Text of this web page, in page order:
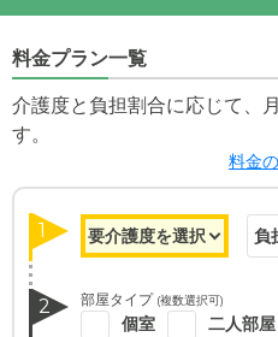
料金プラン一覧
介護度と負担割合に応じて、
す。
料金
1
2 部屋タイプ (複数選択可)
個室 二人部屋